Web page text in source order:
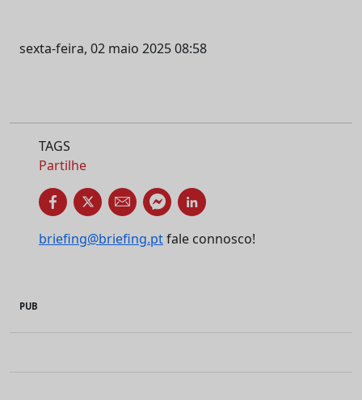
sexta-feira, 02 maio 2025 08:58
TAGS
Partilhe
briefing@briefing.ptfale connosco!
PUB